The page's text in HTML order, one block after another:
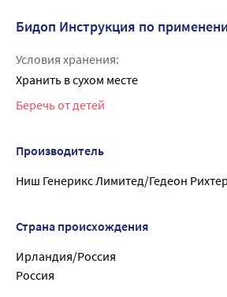
Бидоп Инструкция по
Условия хранения:
Хранить в сухом месте
Беречь от детей
Производитель
Ниш Генерикс Лимитед/Гедеон
Страна происхождения
Ирландия/Россия
Россия